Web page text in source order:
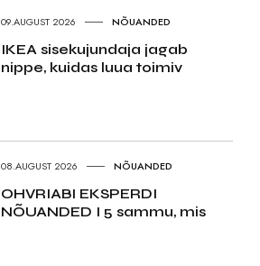
09.AUGUST 2026 NÕUANDED
IKEA sisekujundaja jagab
nippe, kuidas luua toimiv
08.AUGUST 2026 NÕUANDED
OHVRIABI EKSPERDI
NÕUANDED I 5 sammu, mis